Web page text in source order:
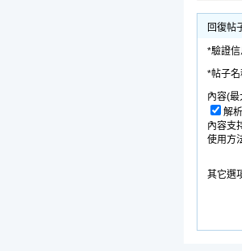
回復帖
*驗證
*帖子
內容(
解
內容支
使用方
其它選